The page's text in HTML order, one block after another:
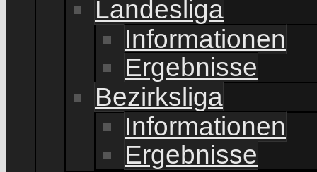
Landesliga
Informationen
Ergebnisse
Bezirksliga
Informationen
Ergebnisse